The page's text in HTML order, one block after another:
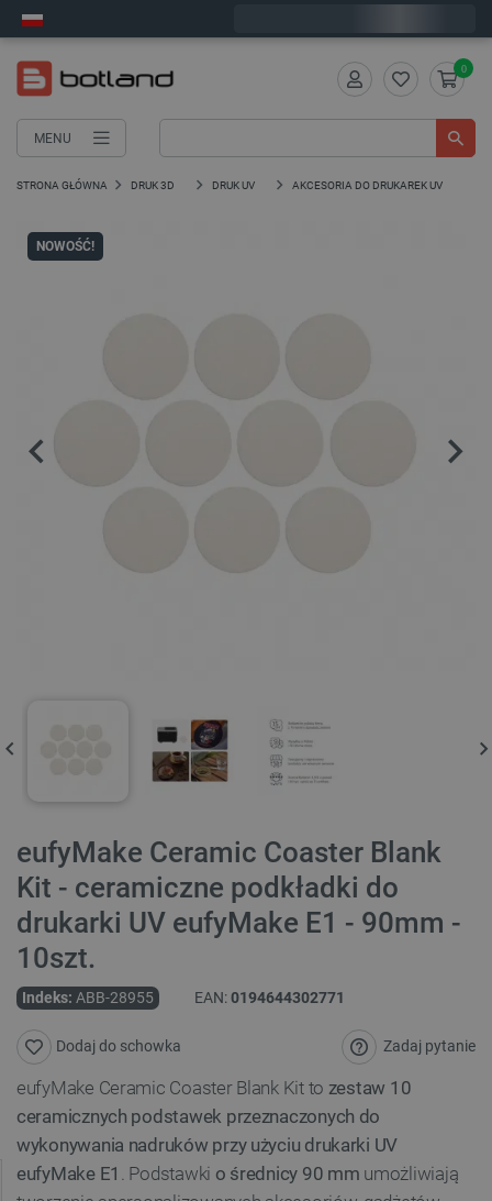
MENU
0
STRONA GŁÓWNA DRUK 3D DRUK UV AKCESORIA DO DRUKAREK UV
NOWOŚĆ!
eufyMake Ceramic Coaster Blank
Kit - ceramiczne podkładki do
drukarki UV eufyMake E1 - 90mm -
10szt.
Indeks: ABB-28955 EAN:0194644302771
Zadaj pytanie
Dodaj do schowka
eufyMake Ceramic Coaster Blank Kit to zestaw 10
ceramicznych podstawek przeznaczonych do
wykonywania nadruków przy użyciu drukarki UV
eufyMake E1 . Podstawki o średnicy 90 mm umożliwiają